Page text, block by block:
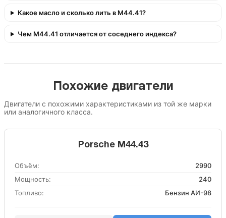
Какое масло и сколько лить в M44.41?
Чем M44.41 отличается от соседнего индекса?
Похожие двигатели
Двигатели с похожими характеристиками из той же марки
или аналогичного класса.
Porsche M44.43
Объём:
2990
Мощность:
240
Топливо:
Бензин АИ-98